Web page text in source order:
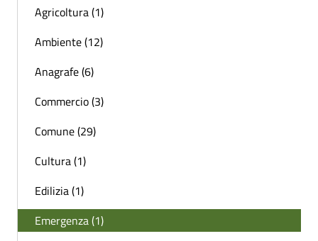
Agricoltura (1)
Ambiente (12)
Anagrafe (6)
Commercio (3)
Comune (29)
Cultura (1)
Edilizia (1)
Emergenza (1)